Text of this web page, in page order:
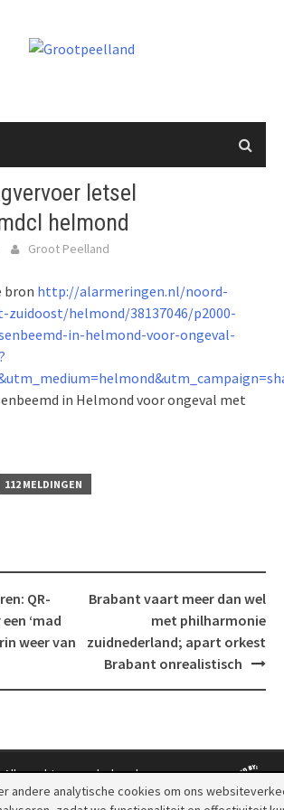
letsel
helmond
Groot Peelland
bron http://alarmeringen.nl/noord-
helmond/38137046/p2000-
in-helmond-voor-ongeval-
in Helmond voor ongeval met
112 MELDINGEN
QR-
‘mad
weer van
Brabant vaart meer dan wel
met philharmonie
zuidnederland; apart orkest
Brabant onrealistisch
rechten voorbehouden.
andere analytische cookies om ons